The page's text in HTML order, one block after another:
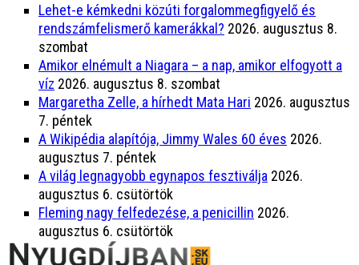
Lehet-e kémkedni közúti forgalommegfigyelő és
rendszámfelismerő kamerákkal? 2026. augusztus 8.
szombat
Amikor elnémult a Niagara – a nap, amikor elfogyott a
víz 2026. augusztus 8. szombat
Margaretha Zelle, a hírhedt Mata Hari 2026. augusztus
7. péntek
A Wikipédia alapítója, Jimmy Wales 60 éves 2026.
augusztus 7. péntek
A világ legnagyobb egynapos fesztiválja 2026.
augusztus 6. csütörtök
Fleming nagy felfedezése, a penicillin 2026.
augusztus 6. csütörtök